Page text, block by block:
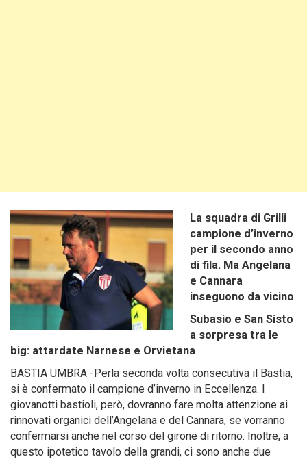
La squadra di Grilli
campione d’inverno
per il secondo anno
di fila. Ma Angelana
e Cannara
inseguono da vicino
Subasio e San Sisto
a sorpresa tra le
big: attardate Narnese e Orvietana
BASTIA UMBRA -Perla seconda volta consecutiva il Bastia,
si è confermato il campione d’inverno in Eccellenza. I
giovanotti bastioli, però, dovranno fare molta attenzione ai
rinnovati organici dell’Angelana e del Cannara, se vorranno
confermarsi anche nel corso del girone di ritorno. Inoltre, a
questo ipotetico tavolo della grandi, ci sono anche due